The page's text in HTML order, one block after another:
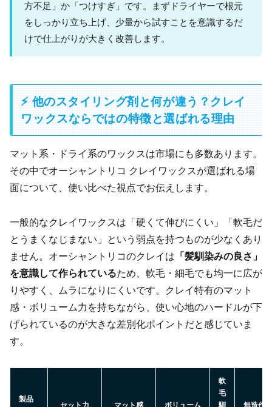
方不足」か「つけすぎ」です。まずドライヤーで根元
をしっかり立ち上げ、少量から試すことを意識するだ
けで仕上がりが大きく改善します。
⚡ 他のスタイリング剤と何が違う？クレイ
ワックスならではの特徴と選ばれる理由
マット系・ドライ系のワックスは市場にも多数あります。
その中でオーシャントリコ クレイワックスが選ばれる場
面について、使い比べた視点でお伝えします。
一般的なクレイワックスは「硬くて伸びにくい」「軟毛だ
とうまくなじまない」という弱点を持つものが少なくあり
ません。オーシャントリコのクレイは 「髪馴染みの良さ」
を意識して作られているため、軟毛・細毛でも均一に広が
りやすく、ムラになりにくいです。クレイ特有のマット
感・ボリューム力を持ちながら、使い心地のハードルが下
げられているのが大きな差別化ポイントだと感じていま
す。
製品
セット力 マット感 ボリューム
軟
毛
馴
無造作